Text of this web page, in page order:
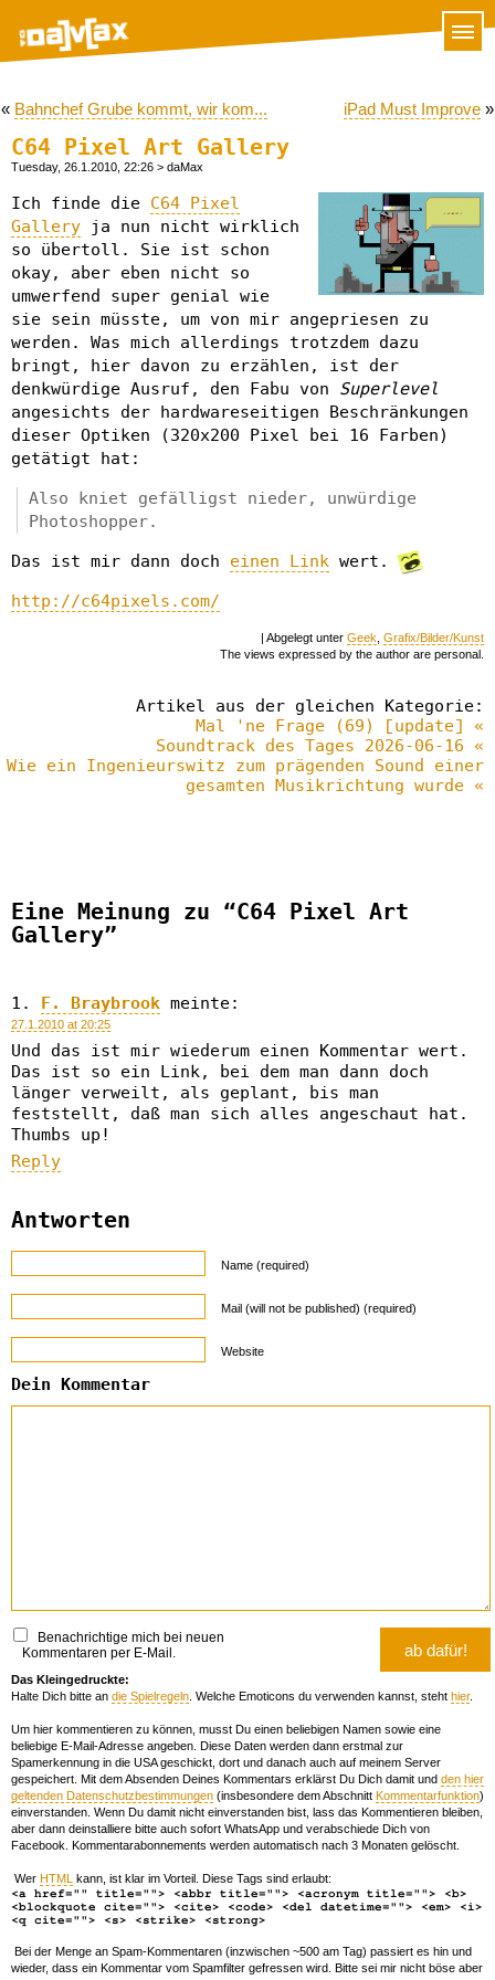
« Bahnchef Grube kommt, wir kom... iPad Must Improve »
C64 Pixel Art Gallery
Tuesday, 26.1.2010, 22:26 > daMax
Ich finde die C64 Pixel
Gallery ja nun nicht wirklich
so übertoll. Sie ist schon
okay, aber eben nicht so
umwerfend super genial wie
sie sein müsste, um von mir angepriesen zu
werden. Was mich allerdings trotzdem dazu
bringt, hier davon zu erzählen, ist der
denkwürdige Ausruf, den Fabu von Superlevel
angesichts der hardwareseitigen Beschränkungen
dieser Optiken (320x200 Pixel bei 16 Farben)
getätigt hat:
Also kniet gefälligst nieder, unwürdige
Photoshopper.
Das ist mir dann doch einen Link wert.
http://c64pixels.com/
| Abgelegt unter Geek Grafix/Bilder/Kunst
The views expressed by the author are personal.
Artikel aus der gleichen Kategorie:
Mal 'ne Frage (69) [update] «
Soundtrack des Tages 2026-06-16 «
Wie ein Ingenieurswitz zum prägenden Sound einer
gesamten Musikrichtung wurde «
Eine Meinung zu “C64 Pixel Art
Gallery”
F. Braybrook meinte:
27.1.2010 at 20:25
Und das ist mir wiederum einen Kommentar wert.
Das ist so ein Link, bei dem man dann doch
länger verweilt, als geplant, bis man
feststellt, daß man sich alles angeschaut hat.
Thumbs up!
Reply
Antworten
Name (required)
Mail (will not be published) (required)
Website
Dein Kommentar
Benachrichtige mich bei neuen
Kommentaren per E-Mail.
Das Kleingedruckte:
Halte Dich bitte an die Spielregeln . Welche Emoticons du verwenden kannst, steht hier.
Um hier kommentieren zu können, musst Du einen beliebigen Namen sowie eine
beliebige E-Mail-Adresse angeben. Diese Daten werden dann erstmal zur
Spamerkennung in die USA geschickt, dort und danach auch auf meinem Server
gespeichert. Mit dem Absenden Deines Kommentars erklärst Du Dich damit und den hier
geltenden Datenschutzbestimmungen (insbesondere dem Abschnitt Kommentarfunktion)
einverstanden. Wenn Du damit nicht einverstanden bist, lass das Kommentieren bleiben,
aber dann deinstalliere bitte auch sofort WhatsApp und verabschiede Dich von
Facebook. Kommentarabonnements werden automatisch nach 3 Monaten gelöscht.
Wer HTML kann, ist klar im Vorteil. Diese Tags sind erlaubt:
<a href="" title=""> <abbr title=""> <acronym title=""> <b>
<blockquote cite=""> <cite> <code> <del datetime=""> <em> <i>
<q cite=""> <s> <strike> <strong>
Bei der Menge an Spam-Kommentaren (inzwischen ~500 am Tag) passiert es hin und
wieder, dass ein Kommentar vom Spamfilter gefressen wird. Bitte sei mir nicht böse aber